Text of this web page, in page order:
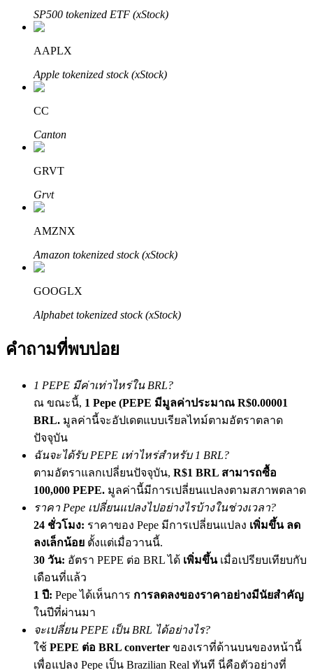
พันธมิตร Bitrue
มากถึง 65% คอมมิชชั่น!
การแนะนำ
Deposit CASHCAT & Win
Deposit CASHCAT & Win
Share 500000 CASHCAT prize pool
Exclusive for BitMart Users
SP500 tokenized ETF (xStock)
AAPLX
Apple tokenized stock (xStock)
CC
Canton
GRVT
Grvt
AMZNX
Amazon tokenized stock (xStock)
GOOGLX
Alphabet tokenized stock (xStock)
คำถามที่พบบ่อย
1 PEPE มีค่าเท่าไหร่ใน BRL?
ณ ขณะนี้, 1 Pepe (PEPE มีมูลค่าประมาณ R$0.00001
BRL. มูลค่านี้จะอัปเดตแบบเรียลไทม์ตามอัตราตลาด
ปัจจุบัน
ฉันจะได้รับ PEPE เท่าไหร่สำหรับ 1 BRL?
ตามอัตราแลกเปลี่ยนปัจจุบัน, R$1 BRL สามารถซื้อ
100,000 PEPE. มูลค่านี้มีการเปลี่ยนแปลงตามสภาพตลาด
ราคา Pepe เปลี่ยนแปลงไปอย่างไรบ้างในช่วงเวลา?
24 ชั่วโมง: ราคาของ Pepe มีการเปลี่ยนแปลง เพิ่มขึ้น ลด
ลงเล็กน้อย ตั้งแต่เมื่อวานนี้.
30 วัน: อัตรา PEPE ต่อ BRL ได้ เพิ่มขึ้นเมื่อเปรียบเทียบกับ
เดือนที่แล้ว
1 ปี: Pepe ได้เห็นการ การลดลงของราคาอย่างมีนัยสำคัญ
ในปีที่ผ่านมา
จะเปลี่ยน PEPE เป็น BRL ได้อย่างไร?
ใช้ PEPE ต่อ BRL converter ของเราที่ด้านบนของหน้านี้
เพื่อแปลง Pepe เป็น Brazilian Real ทันที นี่คือตัวอย่างที่